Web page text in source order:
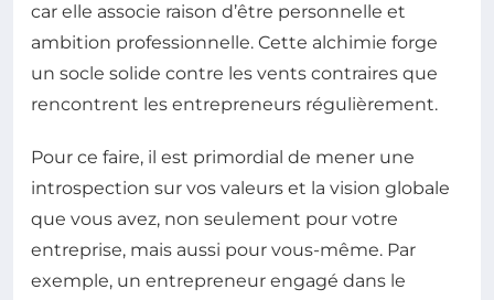
car elle associe raison d’être personnelle et
ambition professionnelle. Cette alchimie forge
un socle solide contre les vents contraires que
rencontrent les entrepreneurs régulièrement.
Pour ce faire, il est primordial de mener une
introspection sur vos valeurs et la vision globale
que vous avez, non seulement pour votre
entreprise, mais aussi pour vous-même. Par
exemple, un entrepreneur engagé dans le